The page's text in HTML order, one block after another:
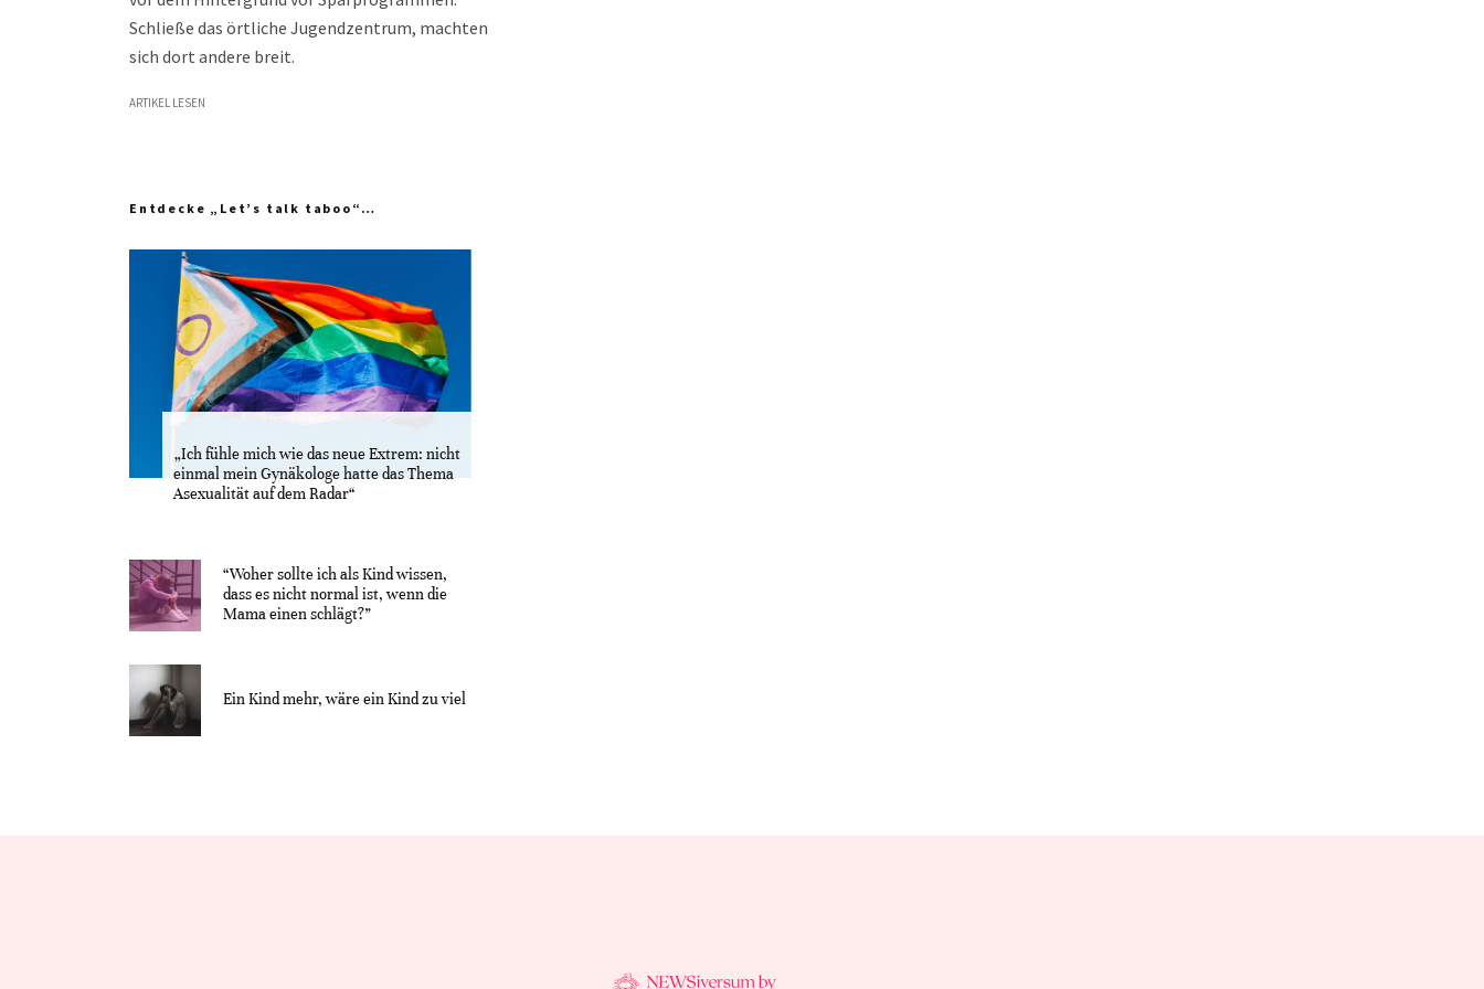
Schließe das örtliche Jugendzentrum, machten
sich dort andere breit.
ARTIKEL LESEN
Entdecke „Let’s talk taboo“…
„Ich fühle mich wie das neue Extrem: nicht
einmal mein Gynäkologe hatte das Thema
Asexualität auf dem Radar“
“Woher sollte ich als Kind wissen,
dass es nicht normal ist, wenn die
Mama einen schlägt?”
Ein Kind mehr, wäre ein Kind zu viel